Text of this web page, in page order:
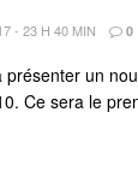
- 23 H 40 MIN 0
un
Ce sera le